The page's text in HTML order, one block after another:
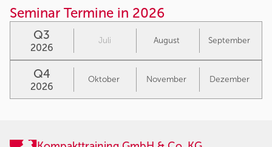
Seminar Termine in 2026
Q3
2026
Juli August September
Q4
2026
Oktober November Dezember